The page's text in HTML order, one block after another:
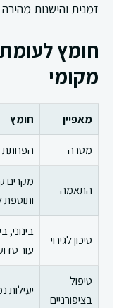
זמנית והישנות
חומץ לעומת
מקומי
מאפיין חומץ
מטרה
הפחתת
התאמה
מקרים
סיכון לגירוי
בינוני,
עור
טיפול
בציפורניים
יעילות